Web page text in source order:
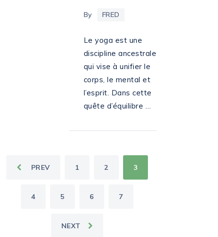
By FRED
Le yoga est une
discipline ancestrale
qui vise à unifier le
corps, le mental et
l’esprit. Dans cette
quête d’équilibre …
PAGINATION
PUBLICATIONS
PREV 1 2 3
4 5 6 7
NEXT